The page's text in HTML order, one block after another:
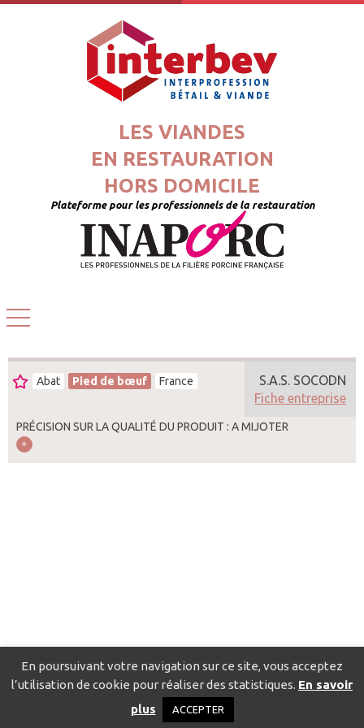
LES VIANDES
EN RESTAURATION
HORS DOMICILE
Plateforme pour les professionnels de la restauration
Abat Pied de bœuf France
PRÉCISION SUR LA QUALITÉ DU PRODUIT : A MIJOTER
S.A.S. SOCODN
Fiche entreprise
Catalogue pour localiser les fournisseurs
Politique de confidentialité
En poursuivant votre navigation sur ce site, vous acceptez
l’utilisation de cookie pour réaliser des statistiques. En savoir
plus
ACCEPTER